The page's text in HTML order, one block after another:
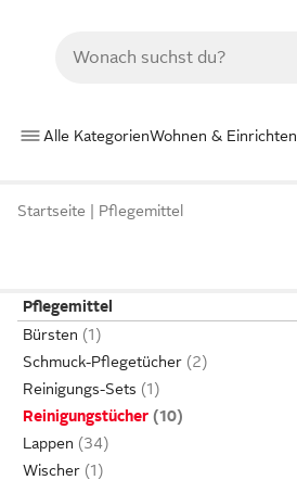
Alle KategorienWohnen & Einrichten
Startseite Pflegemittel
Pflegemittel
Bürsten
Schmuck-Pflegetücher
Reinigungs-Sets
Reinigungstücher
Lappen
Wischer